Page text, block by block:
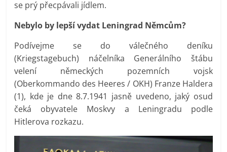
se prý přecpávali jídlem.
Nebylo by lepší vydat Leningrad Němcům?
Podívejme se do válečného deníku
(Kriegstagebuch) náčelníka Generálního štábu
velení německých pozemních vojsk
(Oberkommando des Heeres / OKH) Franze Haldera
(1), kde je dne 8.7.1941 jasně uvedeno, jaký osud
čeká obyvatele Moskvy a Leningradu podle
Hitlerova rozkazu.